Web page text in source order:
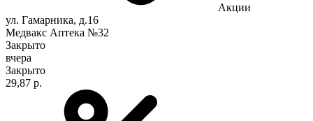
Акции
ул. Гамарника, д.16
Медвакс Аптека №32
Закрыто
вчера
Закрыто
29,87 р.